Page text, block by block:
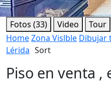
Fotos (33) Video
Tour
HomeZona Vislble Dibujar
Lérida Sort
Piso en venta ,